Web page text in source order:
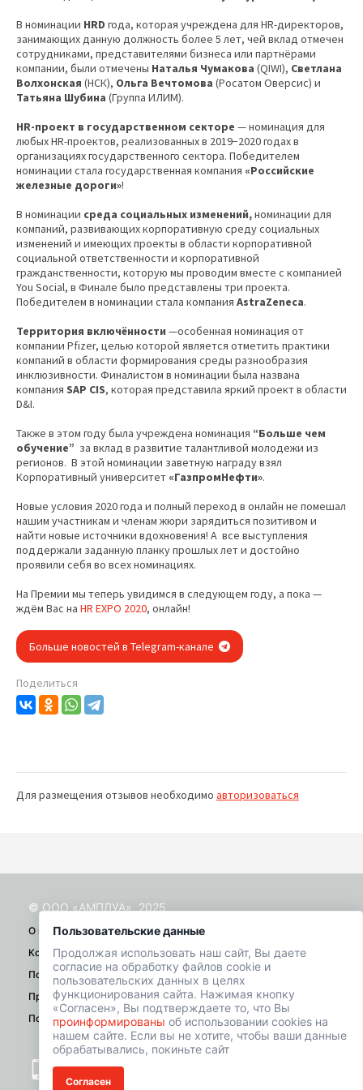
В номинации HRD года, которая учреждена для HR-директоров,
занимающих данную должность более 5 лет, чей вклад отмечен
сотрудниками, представителями бизнеса или партнёрами
компании, были отмечены Наталья Чумакова (QIWI), Светлана
Волхонская (НСК), Ольга Вечтомова (Росатом Оверсис) и
Татьяна Шубина (Группа ИЛИМ).
HR-проект в государственном секторе — номинация для
любых HR-проектов, реализованных в 2019−2020 годах в
организациях государственного сектора. Победителем
номинации стала государственная компания «Российские
железные дороги»!
В номинации среда социальных изменений,номинации для
компаний, развивающих корпоративную среду социальных
изменений и имеющих проекты в области корпоративной
социальной ответственности и корпоративной
гражданственности, которую мы проводим вместе с компанией
You Social, в Финале было представлены три проекта.
Победителем в номинации стала компания AstraZeneca.
Территория включённости —особенная номинация от
компании Pfizer, целью которой является отметить практики
компаний в области формирования среды разнообразия
инклюзивности. Финалистом в номинации была названа
компания SAP CIS, которая представила яркий проект в области
D&I.
Также в этом году была учреждена номинация “Больше чем
обучение” за вклад в развитие талантливой молодежи из
регионов. В этой номинации заветную награду взял
Корпоративный университет «ГазпромНефти».
Новые условия 2020 года и полный переход в онлайн не помешал
нашим участникам и членам жюри зарядиться позитивом и
найти новые источники вдохновения! А все выступления
поддержали заданную планку прошлых лет и достойно
проявили себя во всех номинациях.
На Премии мы теперь увидимся в следующем году, а пока —
ждём Вас на HR EXPO 2020, онлайн!
Больше новостей в Telegram-канале
Поделиться
Для размещения отзывов необходимо авторизоваться
Пользовательские данные
Продолжая использовать наш сайт, Вы даете
согласие на обработку файлов cookie и
пользовательских данных в целях
функционирования сайта. Нажимая кнопку
«Согласен», Вы подтверждаете то, что Вы
проинформированы об использовании cookies на
нашем сайте. Если вы не хотите, чтобы ваши данные
обрабатывались, покиньте сайт
Согласен
© ООО «АМПЛУА», 2025
О проекте
Контакты
Помощь
Правила
Политика конфиденциальности
+7 (901) 518-01-49